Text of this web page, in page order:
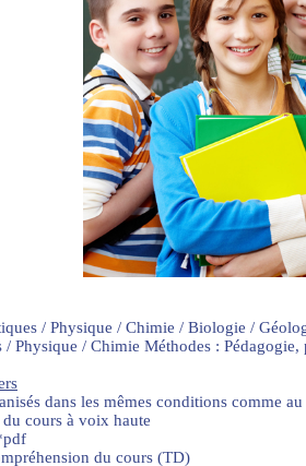
/ Physique / Chimie / Biologie /
Physique / Chimie Méthodes :
dans les mêmes conditions comme
cours à voix haute
du cours (TD)